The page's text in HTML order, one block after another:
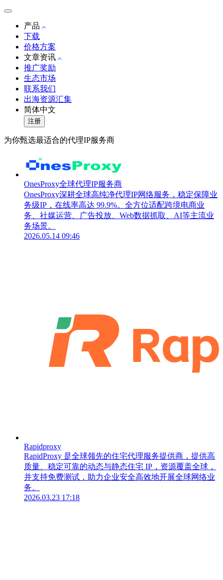
产品
下载
价格方案
文章资讯
推广奖励
生态市场
联系我们
出海资源汇集
简体中文
注册
为你甄选最适合的代理IP服务商
OnesProxy全球代理IP服务商
OnesProxy深耕全球高纯净代理IP网络服务，稳定保障业
务级IP，在线率高达 99.9%。全方位适配跨境电商业
务、社媒运营、广告投放、Web数据抓取、AI等主流业
务场景。
2026.05.14 09:46
Rapidproxy
RapidProxy 是全球领先的住宅代理服务提供商，提供高
质量、稳定可靠的动态与静态住宅 IP，资源覆盖全球，
并支持免费测试，助力企业安全高效地开展全球网络业
务。
2026.03.23 17:18